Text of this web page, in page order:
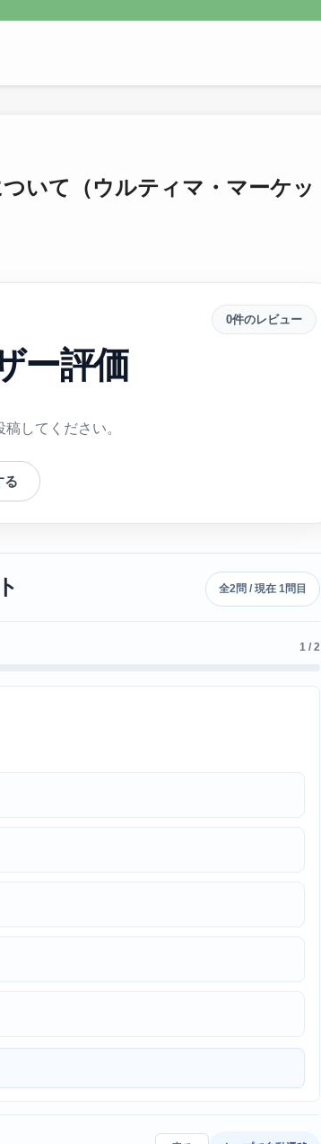
いて（ウルティマ・マーケッ
ー評価
0件のレビュー
してください。
る
全2問 / 現在 1問目
1 / 2